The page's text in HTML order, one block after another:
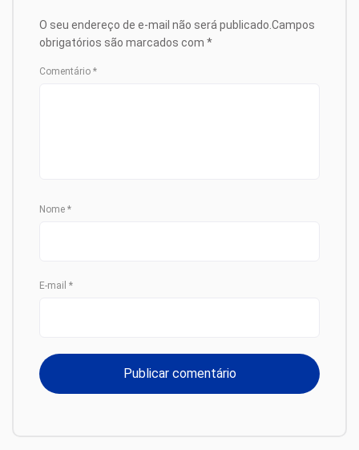
O seu endereço de e-mail não será publicado. Campos
obrigatórios são marcados com *
Comentário *
Nome *
E-mail *